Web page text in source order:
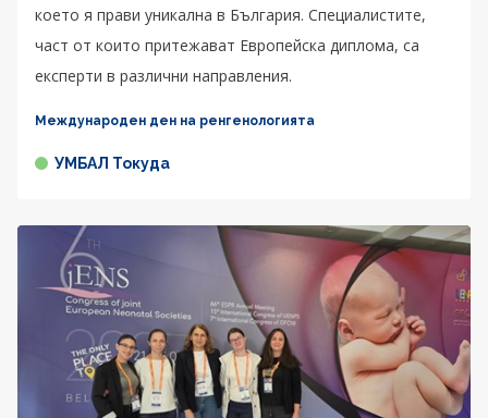
което я прави уникална в България. Специалистите,
част от които притежават Европейска диплома, са
експерти в различни направления.
Международен ден на ренгенологията
УМБАЛ Токуда